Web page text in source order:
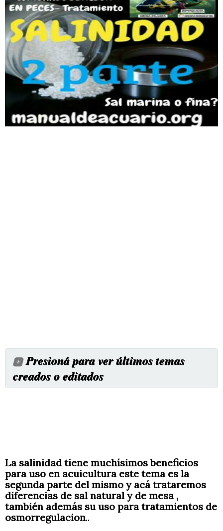
Presioná para ver últimos temas
creados o editados
Iluminación, lamparas y Fotosí
MI PRIMER ACUARIO : Info. , c
Construcción de peceras y más
Introducción Construcción de Peceras
Construcción de pecera
Agua turbia en pecera y agua c
La salinidad tiene muchísimos beneficios
para uso en acuicultura este tema es la
segunda parte del mismo y acá trataremos
diferencias de sal natural y de mesa ,
también además su uso para tratamientos de
osmorregulacion..